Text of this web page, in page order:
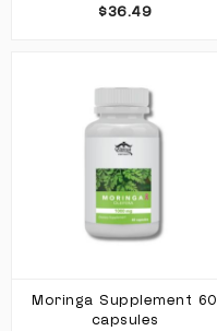
$36.49
Moringa Supplement 60
capsules